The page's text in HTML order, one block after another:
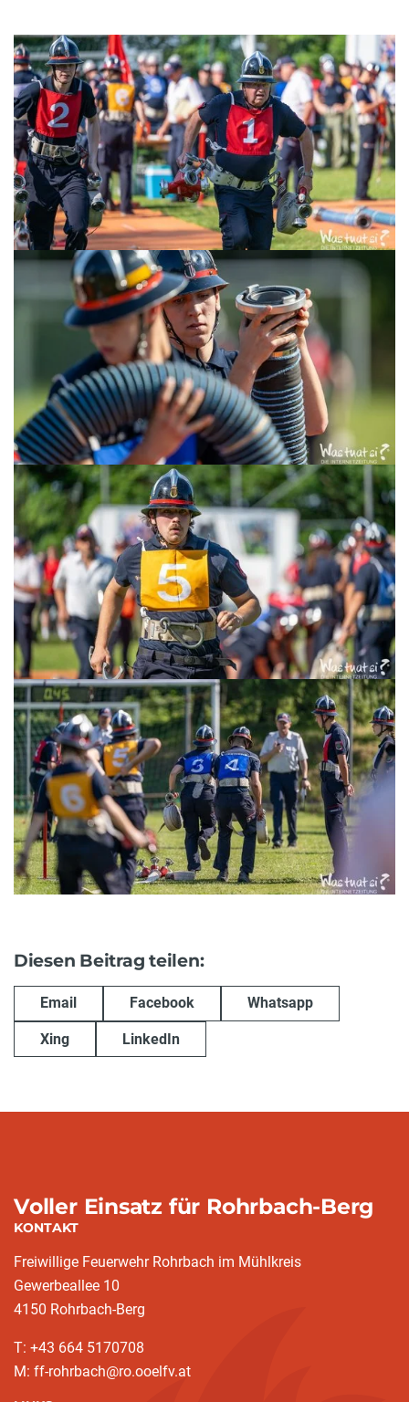
Diesen Beitrag teilen:
Email Facebook Whatsapp
Xing LinkedIn
Voller Einsatz für Rohrbach-Berg
KONTAKT
Freiwillige Feuerwehr Rohrbach im Mühlkreis
Gewerbeallee 10
4150 Rohrbach-Berg
T: +43 664 5170708
M: ff-rohrbach@ro.ooelfv.at